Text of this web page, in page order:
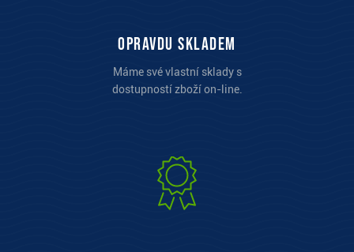
opravdu skladem
Máme své vlastní sklady s
dostupností zboží on-line.